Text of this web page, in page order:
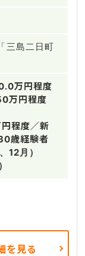
三島二日町
万円程度
万円程度
程度／新
歳経験者
12月）
を見る